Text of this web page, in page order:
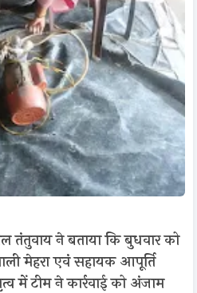
तंतुवाय ने बताया कि बुधवार को
मेहरा एवं सहायक आपूर्ति
में टीम ने कार्रवाई को अंजाम